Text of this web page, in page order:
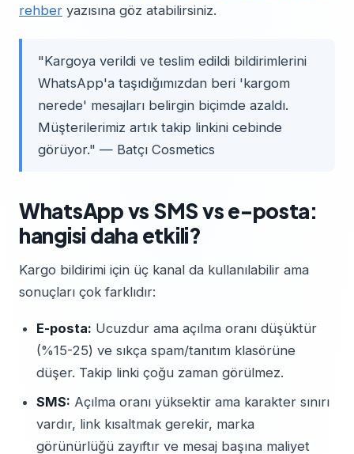
rehber yazısına göz atabilirsiniz.
"Kargoya verildi ve teslim edildi bildirimlerini
WhatsApp'a taşıdığımızdan beri 'kargom
nerede' mesajları belirgin biçimde azaldı.
Müşterilerimiz artık takip linkini cebinde
görüyor." — Batçı Cosmetics
WhatsApp vs SMS vs e-posta:
hangisi daha etkili?
Kargo bildirimi için üç kanal da kullanılabilir ama
sonuçları çok farklıdır:
E-posta: Ucuzdur ama açılma oranı düşüktür
(%15-25) ve sıkça spam/tanıtım klasörüne
düşer. Takip linki çoğu zaman görülmez.
SMS: Açılma oranı yüksektir ama karakter sınırı
vardır, link kısaltmak gerekir, marka
görünürlüğü zayıftır ve mesaj başına maliyet